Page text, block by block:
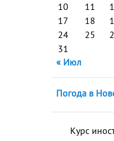
10
11
17
18
24
25
31
« Июл
Погода в
Курс